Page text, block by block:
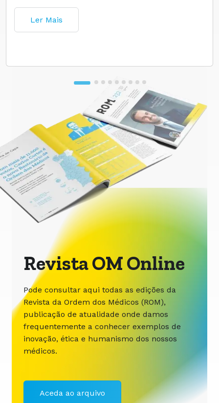
Ler Mais
Revista OM Online
Pode consultar aqui todas as edições da
Revista da Ordem dos Médicos (ROM),
publicação de atualidade onde damos
frequentemente a conhecer exemplos de
inovação, ética e humanismo dos nossos
médicos.
Aceda ao arquivo